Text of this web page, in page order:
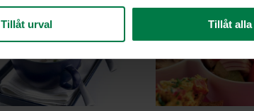
Tillåt urval Tillåt alla